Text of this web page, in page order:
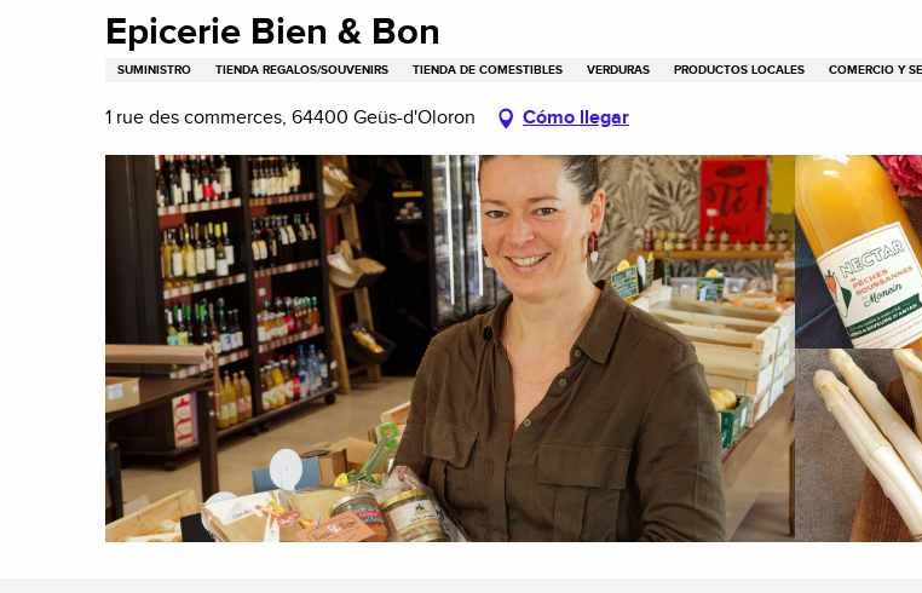
Epicerie Bien & Bon
SUMINISTRO TIENDA REGALOS/SOUVENIRS TIENDA DE COMESTIBLES VERDURAS PRODUCTOS LOCALES COMERCIO Y
1 rue des commerces, 64400 Geüs-d'Oloron Cómo llegar